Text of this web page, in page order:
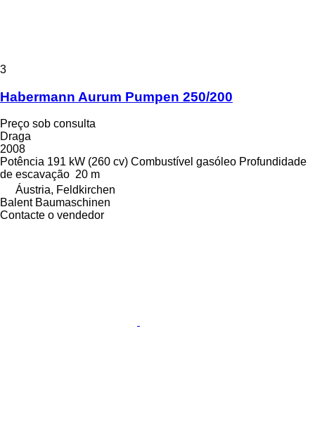
3
Habermann Aurum Pumpen 250/200
Preço sob consulta
Draga
2008
Potência 191 kW (260 cv) Combustível gasóleo Profundidade
de escavação 20 m
Áustria, Feldkirchen
Balent Baumaschinen
Contacte o vendedor